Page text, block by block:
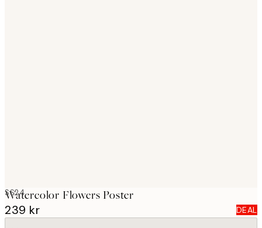
SS24
Watercolor Flowers Poster
239 kr DEAL